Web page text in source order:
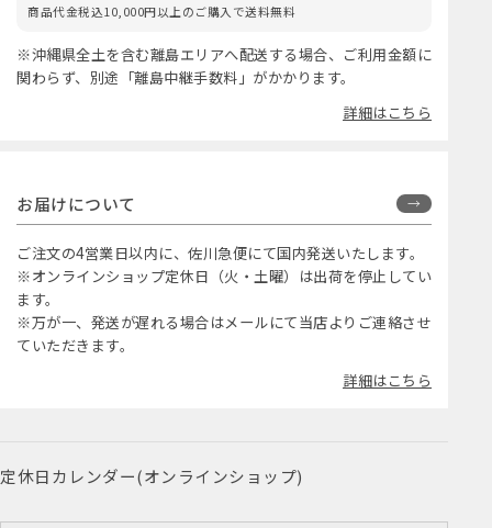
商品代金税込10,000円以上のご購入で送料無料
※沖縄県全土を含む離島エリアへ配送する場合、ご利用金額に
関わらず、別途「離島中継手数料」がかかります。
詳細はこちら
お届けについて
ご注文の4営業日以内に、佐川急便にて国内発送いたします。
※オンラインショップ定休日（火・土曜）は出荷を停止してい
ます。
※万が一、発送が遅れる場合はメールにて当店よりご連絡させ
ていただきます。
詳細はこちら
定休日カレンダー(オンラインショップ)